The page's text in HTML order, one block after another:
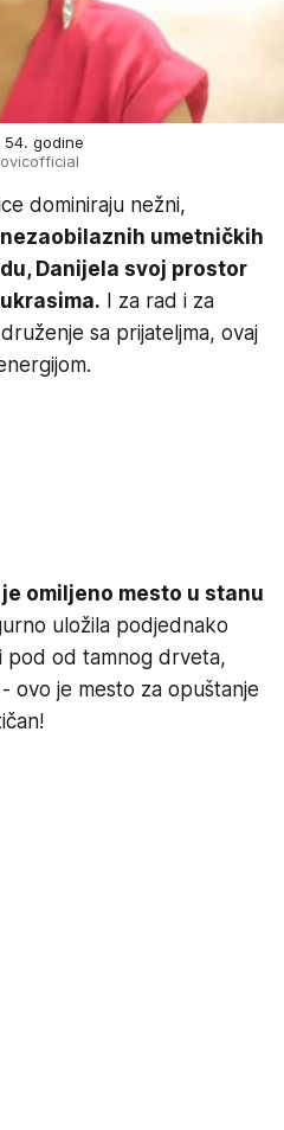
54. godine
dominiraju nežni,
nezaobilaznih umetničkih
Danijela svoj prostor
I za rad i za
sa prijateljma, ovaj
omiljeno mesto u stanu
uložila podjednako
pod od tamnog drveta,
ovo je mesto za opuštanje